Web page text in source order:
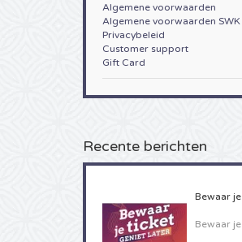
Algemene voorwaarden
Algemene voorwaarden SWK
Privacybeleid
Customer support
Gift Card
Recente berichten
Bewaar
Bewaar